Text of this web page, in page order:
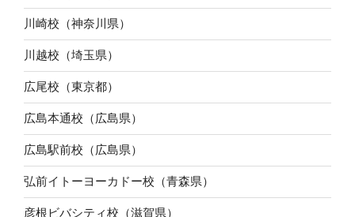
川崎校（神奈川県）
川越校（埼玉県）
広尾校（東京都）
広島本通校（広島県）
広島駅前校（広島県）
弘前イトーヨーカドー校（青森県）
彦根ビバシティ校（滋賀県）